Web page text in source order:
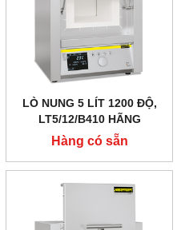
LÒ NUNG 5 LÍT 1200 ĐỘ,
LT5/12/B410 HÃNG
NABERTHERM - ĐỨC
Hàng có sẵn